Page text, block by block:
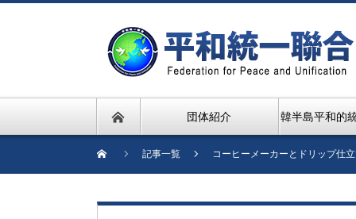
団体紹介 韓半島平和的
記事一覧 コーヒーメーカーとドリップ仕